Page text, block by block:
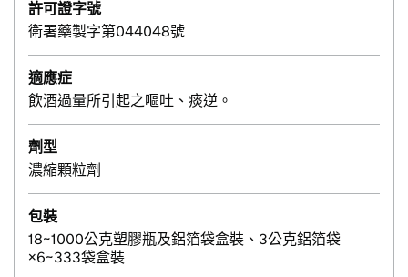
許可證字號
衛署藥製字第044048號
適應症
飲酒過量所引起之嘔吐、痰逆。
劑型
濃縮顆粒劑
包裝
18~1000公克塑膠瓶及鋁箔袋盒裝、3公克鋁箔袋
×6~333袋盒裝